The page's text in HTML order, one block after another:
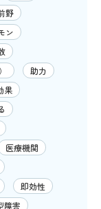
野
ン
助力
果
医療機関
即効性
障害